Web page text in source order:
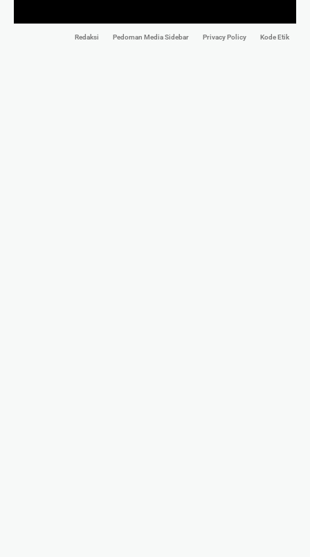
Redaksi Pedoman Media Sidebar Privacy Policy Kode Etik